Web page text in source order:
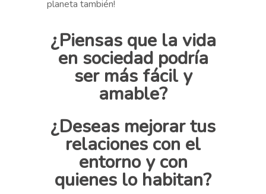
planeta también!
¿Piensas que la vida
en sociedad podría
ser más fácil y
amable?
¿Deseas mejorar tus
relaciones con el
entorno y con
quienes lo habitan?